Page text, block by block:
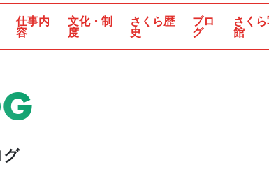
仕事内
容
文化・制
度
さくら歴
史
ブロ
グ
さく
館